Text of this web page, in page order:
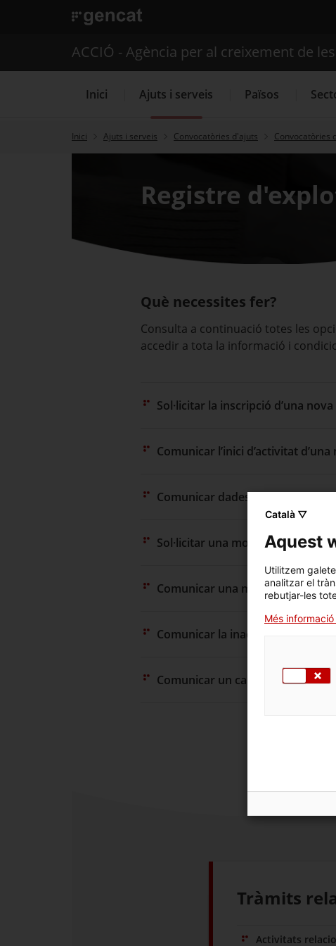
. Obre en una nova finestra.
ACCIÓ - Agència per al creixement de
Inici Ajuts i serveis Països
Inici Ajuts i serveis Convocatòries d'ajuts Convocatòries
Registre
Què necessites fer?
Consulta a continuació totes les
accedir a tota la informació i
Sol·licitar la inscripció d’una
Comunicar l’inici d’activitat
Comunicar dades d’una nova
Sol·licitar una modificació de
Comunicar una modificació de
Comunicar la inactivitat/baixa al
Comunicar un canvi de
Tràmits
Activitats
Català ▽
Aquest
Utilitzem
analitzar el
rebutjar-les
Més